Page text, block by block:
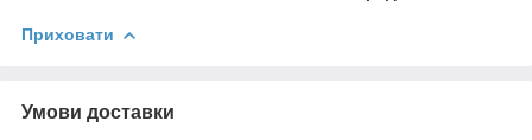
Приховати
Умови доставки